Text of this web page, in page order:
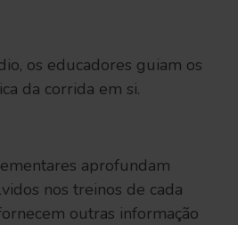
os educadores guiam os
da corrida em si.
aprofundam
nos treinos de cada
outras informação